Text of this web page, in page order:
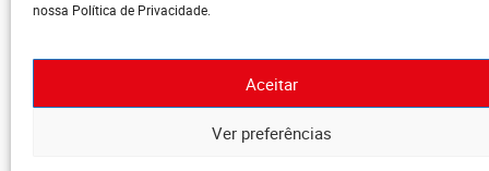
nossa Política de Privacidade.
Aceitar
Ver preferências